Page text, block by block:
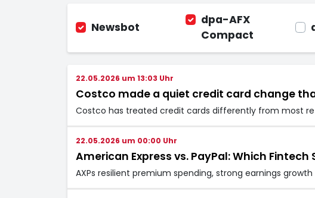
Newsbot
dpa-AFX
Compact
22.05.2026 um 13:03 Uhr
Costco made a quiet credit card change
Costco has treated credit cards differently from most
22.05.2026 um 00:00 Uhr
American Express vs. PayPal: Which Fintech
AXPs resilient premium spending, strong earnings